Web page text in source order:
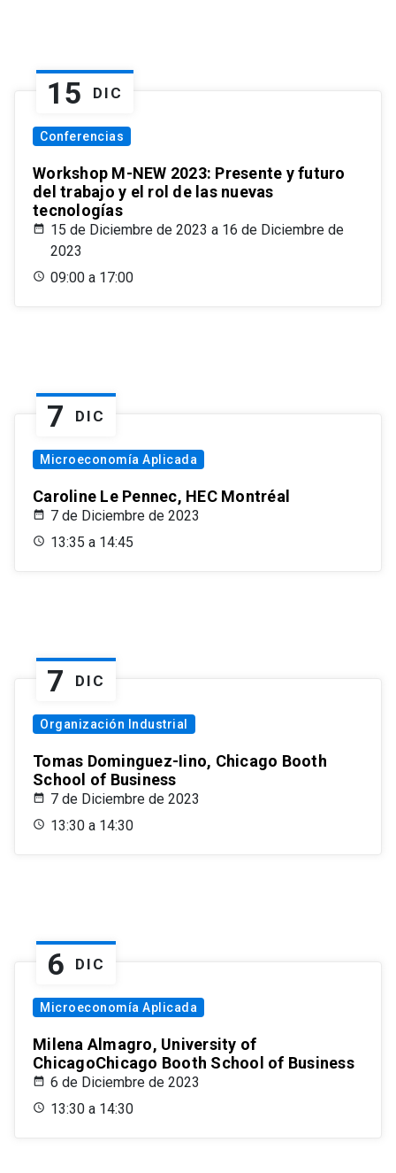
15 DIC
Conferencias
Workshop M-NEW 2023: Presente y futuro
del trabajo y el rol de las nuevas
tecnologías
15 de Diciembre de 2023 a 16 de Diciembre de
2023
09:00 a 17:00
7 DIC
Microeconomía Aplicada
Caroline Le Pennec, HEC Montréal
7 de Diciembre de 2023
13:35 a 14:45
7 DIC
Organización Industrial
Tomas Dominguez-Iino, Chicago Booth
School of Business
7 de Diciembre de 2023
13:30 a 14:30
6 DIC
Microeconomía Aplicada
Milena Almagro, University of
ChicagoChicago Booth School of Business
6 de Diciembre de 2023
13:30 a 14:30